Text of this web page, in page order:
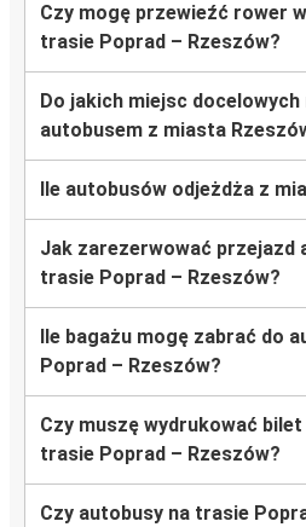
Czy mogę przewieźć rower
trasie Poprad – Rzeszów?
Do jakich miejsc
autobusem z miasta
Ile autobusów odjeżdża z
Jak zarezerwować przejazd
trasie Poprad – Rzeszów?
Ile bagażu mogę zabrać do
Poprad – Rzeszów?
Czy muszę wydrukować
trasie Poprad – Rzeszów?
Czy autobusy na trasie